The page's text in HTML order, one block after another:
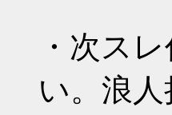
・次ス
い。浪